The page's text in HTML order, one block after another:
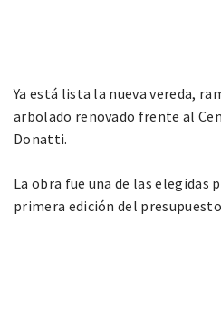
Ya está lista la nueva vereda,
arbolado renovado frente al
Donatti.
La obra fue una de las elegidas
primera edición del